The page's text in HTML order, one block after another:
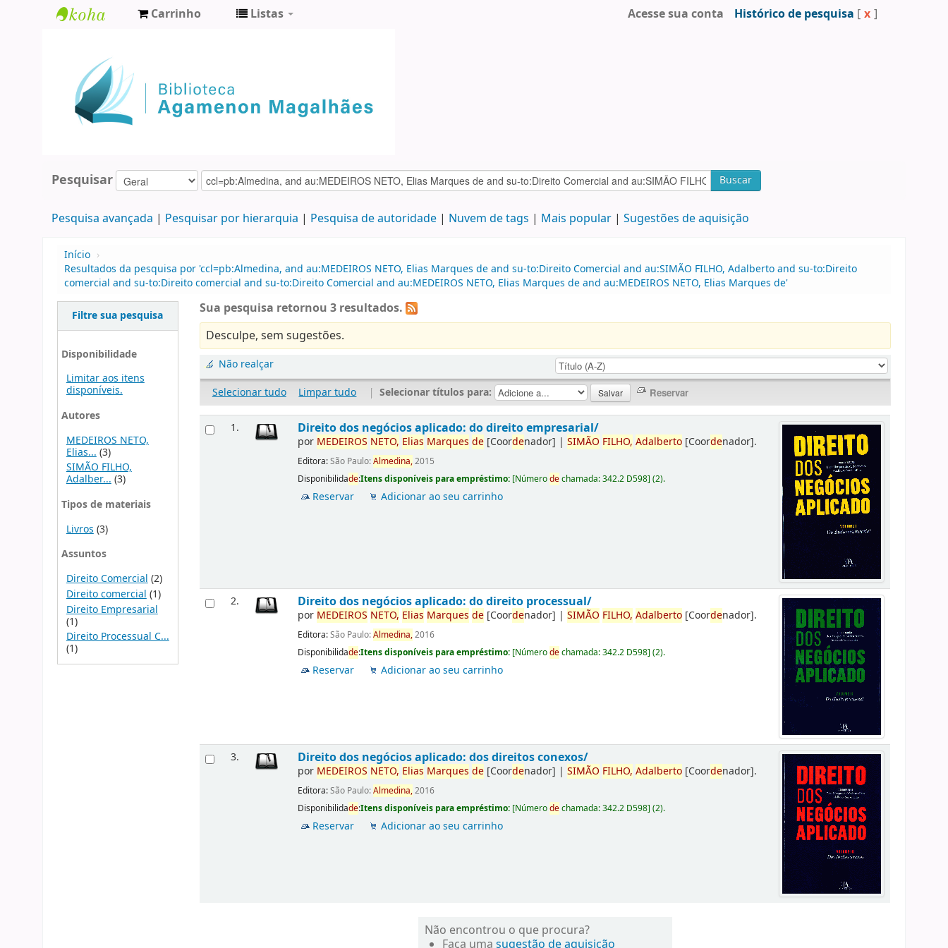
Agamenon
Magalhães
Carrinho Listas Acesse sua conta Histórico de pesquisa [ x ]
Pesquisar Buscar
Pesquisa avançada Pesquisar por hierarquia Pesquisa de autoridade Nuvem de tags Mais popular Sugestões de aquisição
Início ›
Resultados da pesquisa por 'ccl=pb:Almedina, and au:MEDEIROS NETO, Elias Marques de and su-to:Direito Comercial and au:SIMÃO FILHO, Adalberto and su-to:Direito
comercial and su-to:Direito comercial and su-to:Direito Comercial and au:MEDEIROS NETO, Elias Marques de and au:MEDEIROS NETO, Elias Marques de'
Filtre sua pesquisa
Disponibilidade
Limitar aos itens
disponíveis.
Autores
MEDEIROS NETO,
Elias... (3)
SIMÃO FILHO,
Adalber...(3)
Tipos de materiais
Livros (3)
Assuntos
Direito Comercial (2)
Direito comercial (1)
Direito Empresarial
(1)
Direito Processual C...
(1)
Sua pesquisa retornou 3 resultados.
Desculpe, sem sugestões.
Não realçar
Selecionar tudo
Limpar tudo | Selecionar títulos para:
1. Direito dos negócios aplicado: do direito empresarial/
por MEDEIROS NETO, Elias Marques de [Coordenador] |SIMÃO FILHO, Adalberto [Coordenador].
Editora:São Paulo:Almedina,2015
Disponibilidade:Itens disponíveis para empréstimo: [Númerodechamada:342.2 D598](2).
Reservar Adicionar ao seu carrinho
2. Direito dos negócios aplicado: do direito processual/
por MEDEIROS NETO, Elias Marques de [Coordenador] |SIMÃO FILHO, Adalberto [Coordenador].
Editora:São Paulo:Almedina,2016
Disponibilidade:Itens disponíveis para empréstimo: [Númerodechamada:342.2 D598](2).
Reservar Adicionar ao seu carrinho
3. Direito dos negócios aplicado: dos direitos conexos/
por MEDEIROS NETO, Elias Marques de [Coordenador] |SIMÃO FILHO, Adalberto [Coordenador].
Editora:São Paulo:Almedina,2016
Disponibilidade:Itens disponíveis para empréstimo: [Númerodechamada:342.2 D598](2).
Reservar Adicionar ao seu carrinho
Não encontrou o que procura?